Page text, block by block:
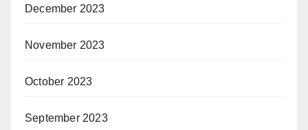
December 2023
November 2023
October 2023
September 2023